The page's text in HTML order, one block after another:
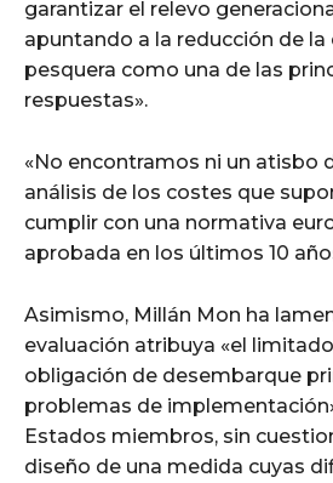
garantizar el relevo
apuntando a la reducción de la
pesquera como una de las
respuestas».
«No encontramos ni un atisbo
análisis de los costes que
cumplir con una normativa
aprobada en los últimos 10
Asimismo, Millán Mon ha
evaluación atribuya «el
obligación de desembarque
problemas de
Estados miembros, sin
diseño de una medida cuyas